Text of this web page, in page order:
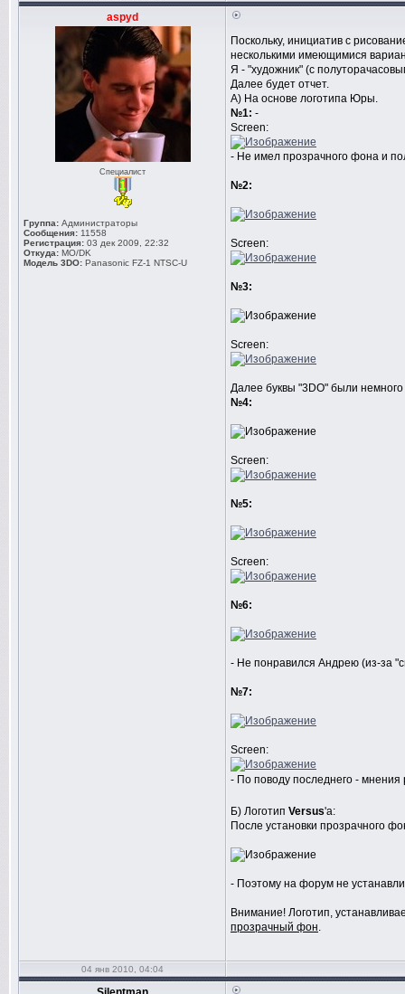
aspyd
Специалист
Группа: Администраторы
Сообщения: 11558
Регистрация: 03 дек 2009, 22:32
Откуда: MO/DK
Модель 3DO: Panasonic FZ-1 NTSC-U
Поскольку, инициатив с
несколькими имеющимися
Я - "художник" (с
Далее будет отчет.
А) На основе логотипа Юры.
№1: -
Screen:
- Не имел прозрачного фона и
№2:
Screen:
№3:
Screen:
Далее буквы "3DO" были
№4:
Screen:
№5:
Screen:
№6:
- Не понравился Андрею (из-за
№7:
Screen:
- По поводу последнего - мнения
Б) Логотип Versus'а:
После установки прозрачного
- Поэтому на форум не
Внимание! Логотип,
прозрачный фон.
04 янв 2010, 04:04